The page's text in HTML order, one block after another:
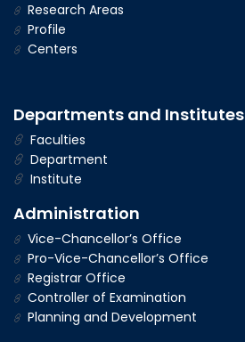
Research Areas
Profile
Centers
Departments and Institutes
Faculties
Department
Institute
Administration
Vice-Chancellor’s Office
Pro-Vice-Chancellor’s Office
Registrar Office
Controller of Examination
Planning and Development